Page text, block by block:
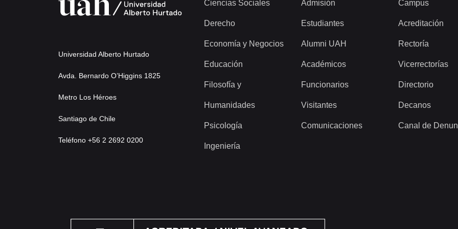
Universidad Alberto Hurtado
Avda. Bernardo O’Higgins 1825
Metro Los Héroes
Santiago de Chile
Teléfono +56 2 2692 0200
Ciencias Sociales
Derecho
Economía y Negocios
Educación
Filosofía y
Humanidades
Psicología
Ingeniería
Admisión
Estudiantes
Alumni UAH
Académicos
Funcionarios
Visitantes
Comunicaciones
Campus
Acreditación
Rectoría
Vicerrectorías
Directorio
Decanos
Canal de